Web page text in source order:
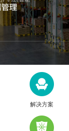
解决方案